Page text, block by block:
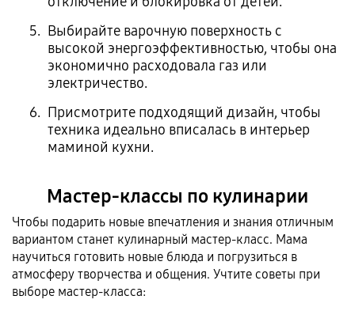
Выбирайте варочную поверхность с
высокой энергоэффективностью, чтобы она
экономично расходовала газ или
электричество.
Присмотрите подходящий дизайн, чтобы
техника идеально вписалась в интерьер
маминой кухни.
Мастер-классы по кулинарии
Чтобы подарить новые впечатления и знания отличным
вариантом станет кулинарный мастер-класс. Мама
научиться готовить новые блюда и погрузиться в
атмосферу творчества и общения. Учтите советы при
выборе мастер-класса: